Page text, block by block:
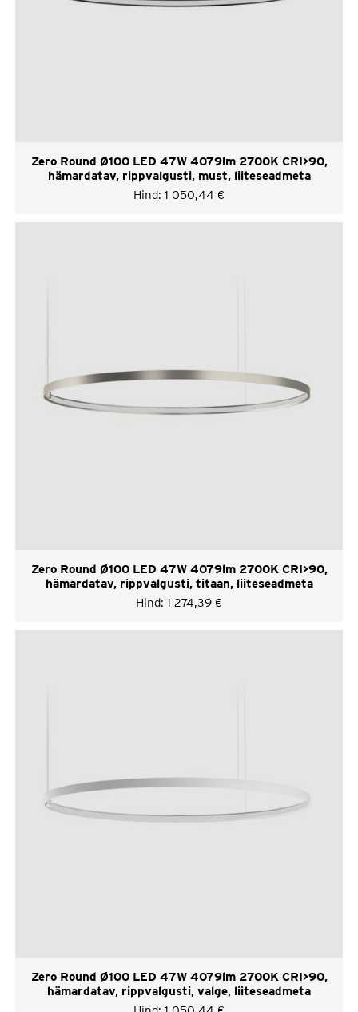
Zero Round Ø100 LED 47W 4079lm 2700K CRI>90,
hämardatav, rippvalgusti, must, liiteseadmeta
Hind: 1 050,44 €
Zero Round Ø100 LED 47W 4079lm 2700K CRI>90,
hämardatav, rippvalgusti, titaan, liiteseadmeta
Hind: 1 274,39 €
Zero Round Ø100 LED 47W 4079lm 2700K CRI>90,
hämardatav, rippvalgusti, valge, liiteseadmeta